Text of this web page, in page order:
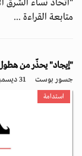
"اتحاد نساء الشرق
متابعة القراءة ...
"إيجاد" يحذّر من هطول
جسور بوست 31 ديسمبر 2023 - 14:32
استدامة